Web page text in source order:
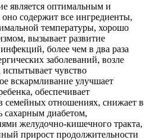
является оптимальным и
содержит все ингредиенты,
температуры, хорошо
вызывает развитие
более чем в два раза
заболеваний, возле
испытывает чувство
вскармливание улучшает
обеспечивает
семейных отношениях, снижает в
сахарным диабетом,
желудочно-кишечного тракта,
прирост продолжительности